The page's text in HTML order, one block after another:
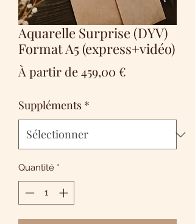
Aquarelle Surprise (DYV)
Format A5 (express+vidéo)
À partir de459,00 €
Suppléments *
Quantité *